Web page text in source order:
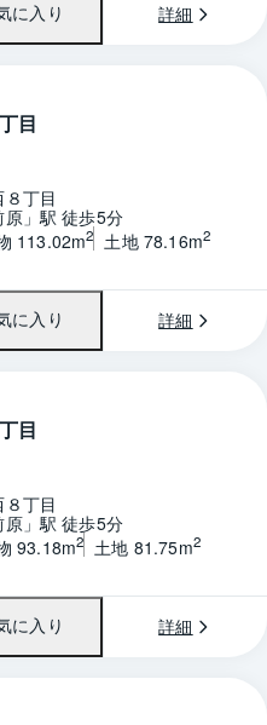
に入り 詳細
1 / 0 間取り
目
丁目
」駅 徒歩5分
113.02m2 土地 78.16m2
に入り 詳細
1 / 0 間取り
目
丁目
」駅 徒歩5分
93.18m2 土地 81.75m2
に入り 詳細
1 / 0 間取り